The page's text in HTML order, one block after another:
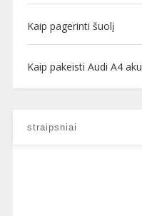
Kaip pagerinti šuolį
Kaip pakeisti Audi A4
straipsniai